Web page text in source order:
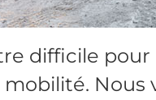
difficile
Nous